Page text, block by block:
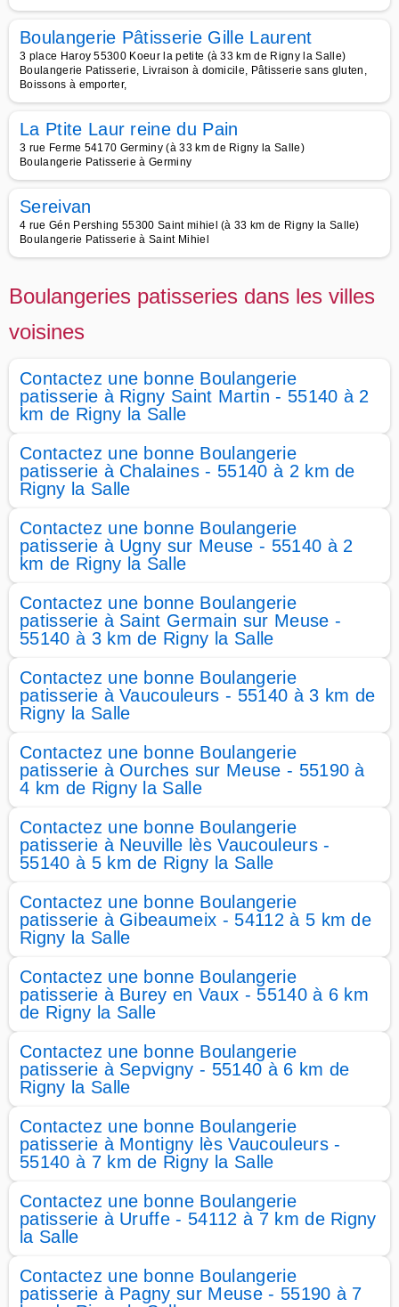
Boulangerie Pâtisserie Gille Laurent
3 place Haroy 55300 Koeur la petite (à 33 km de Rigny la Salle)
Boulangerie Patisserie, Livraison à domicile, Pâtisserie sans gluten,
Boissons à emporter,
La Ptite Laur reine du Pain
3 rue Ferme 54170 Germiny (à 33 km de Rigny la Salle)
Boulangerie Patisserie à Germiny
Sereivan
4 rue Gén Pershing 55300 Saint mihiel (à 33 km de Rigny la Salle)
Boulangerie Patisserie à Saint Mihiel
Boulangeries patisseries dans les villes
voisines
Contactez une bonne Boulangerie
patisserie à Rigny Saint Martin - 55140 à 2
km de Rigny la Salle
Contactez une bonne Boulangerie
patisserie à Chalaines - 55140 à 2 km de
Rigny la Salle
Contactez une bonne Boulangerie
patisserie à Ugny sur Meuse - 55140 à 2
km de Rigny la Salle
Contactez une bonne Boulangerie
patisserie à Saint Germain sur Meuse -
55140 à 3 km de Rigny la Salle
Contactez une bonne Boulangerie
patisserie à Vaucouleurs - 55140 à 3 km de
Rigny la Salle
Contactez une bonne Boulangerie
patisserie à Ourches sur Meuse - 55190 à
4 km de Rigny la Salle
Contactez une bonne Boulangerie
patisserie à Neuville lès Vaucouleurs -
55140 à 5 km de Rigny la Salle
Contactez une bonne Boulangerie
patisserie à Gibeaumeix - 54112 à 5 km de
Rigny la Salle
Contactez une bonne Boulangerie
patisserie à Burey en Vaux - 55140 à 6 km
de Rigny la Salle
Contactez une bonne Boulangerie
patisserie à Sepvigny - 55140 à 6 km de
Rigny la Salle
Contactez une bonne Boulangerie
patisserie à Montigny lès Vaucouleurs -
55140 à 7 km de Rigny la Salle
Contactez une bonne Boulangerie
patisserie à Uruffe - 54112 à 7 km de Rigny
la Salle
Contactez une bonne Boulangerie
patisserie à Pagny sur Meuse - 55190 à 7